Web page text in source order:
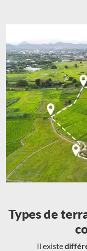
Types de
Il existe